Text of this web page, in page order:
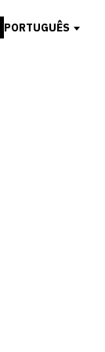
PORTUGUÊS